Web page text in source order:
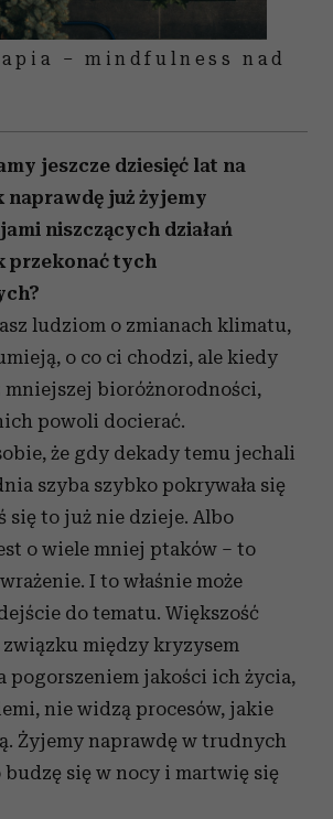
– mindfulness nad
jeszcze dziesięć lat na
naprawdę już żyjemy
niszczących działań
przekonać tych
ludziom o zmianach klimatu,
o co ci chodzi, ale kiedy
mniejszej bioróżnorodności,
powoli docierać.
że gdy dekady temu jechali
szyba szybko pokrywała się
się to już nie dzieje. Albo
o wiele mniej ptaków – to
I to właś­nie może
do tematu. Większość
między kryzysem
pogorszeniem jakości ich życia,
nie widzą procesów, jakie
Żyjemy naprawdę w trudnych
budzę się w nocy i martwię się